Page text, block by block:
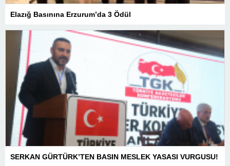
Elazığ Basınına Erzurum’da 3 Ödül
SERKAN GÜRTÜRK’TEN BASIN MESLEK YASASI VURGUSU!